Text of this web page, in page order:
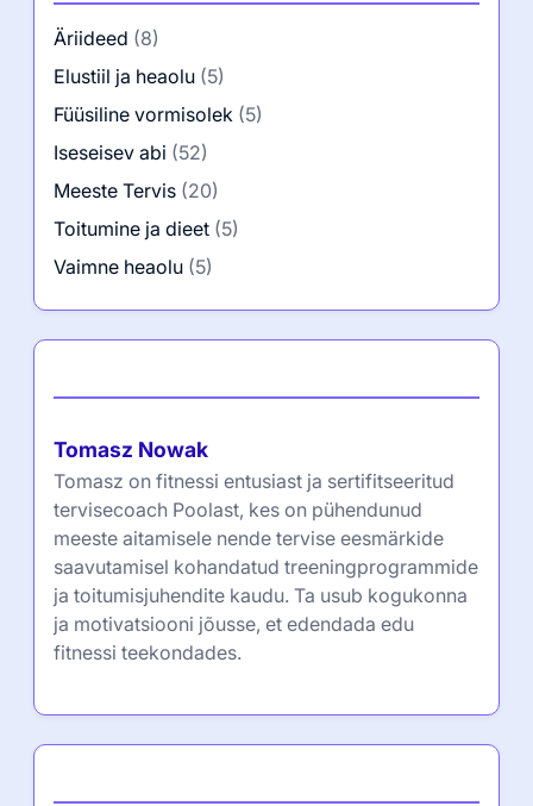
Äriideed (8)
Elustiil ja heaolu (5)
Füüsiline vormisolek (5)
Iseseisev abi (52)
Meeste Tervis (20)
Toitumine ja dieet (5)
Vaimne heaolu (5)
Tomasz Nowak
Tomasz on fitnessi entusiast ja sertifitseeritud
tervisecoach Poolast, kes on pühendunud
meeste aitamisele nende tervise eesmärkide
saavutamisel kohandatud treeningprogrammide
ja toitumisjuhendite kaudu. Ta usub kogukonna
ja motivatsiooni jõusse, et edendada edu
fitnessi teekondades.